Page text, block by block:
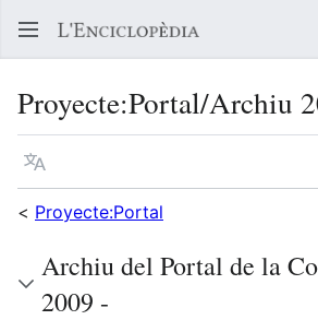
Proyecte:Portal/Archiu
Llegir en un atre idioma
< Proyecte:Portal
Archiu del Portal de la
2009 -